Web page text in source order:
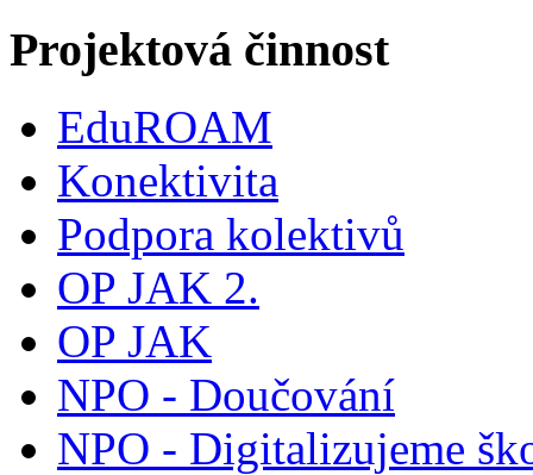
Projektová činnost
EduROAM
Konektivita
Podpora kolektivů
OP JAK 2.
OP JAK
NPO - Doučování
NPO - Digitalizujeme